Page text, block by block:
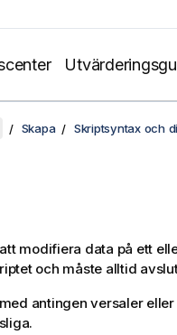
Skapa
Skriptsyntax och
modifiera data på ett
och måste alltid
antingen versaler